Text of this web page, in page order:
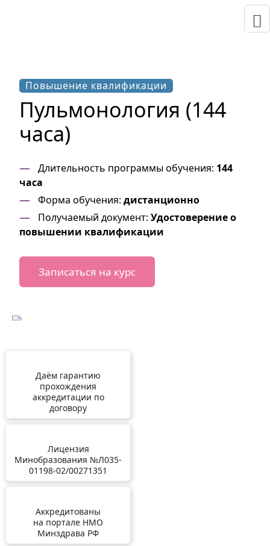
Повышение квалификации
Пульмонология (144
часа)
Длительность программы обучения: 144
часа
Форма обучения: дистанционно
Получаемый документ: Удостоверение о
повышении квалификации
Записаться на курс
Даём гарантию
прохождения
аккредитации по
договору
Лицензия
Минобразования №Л035-
01198-02/00271351
Аккредитованы
на портале НМО
Минздрава РФ